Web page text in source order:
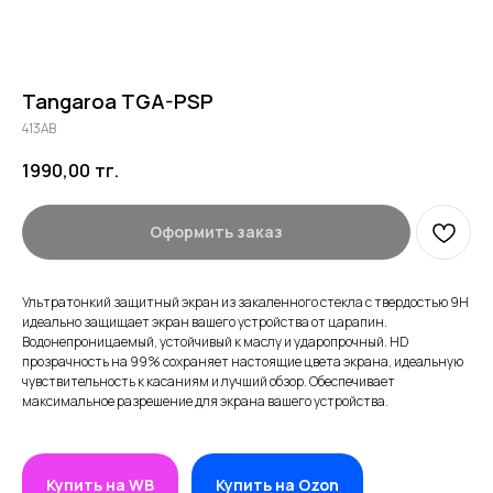
Tangaroa TGA-PSP
413AB
1990,00 тг.
Оформить заказ
Ультратонкий защитный экран из закаленного стекла с твердостью 9H
идеально защищает экран вашего устройства от царапин.
Водонепроницаемый, устойчивый к маслу и ударопрочный. HD
прозрачность на 99% сохраняет настоящие цвета экрана, идеальную
чувствительность к касаниям и лучший обзор. Обеспечивает
максимальное разрешение для экрана вашего устройства.
Купить на WB Купить на Ozon